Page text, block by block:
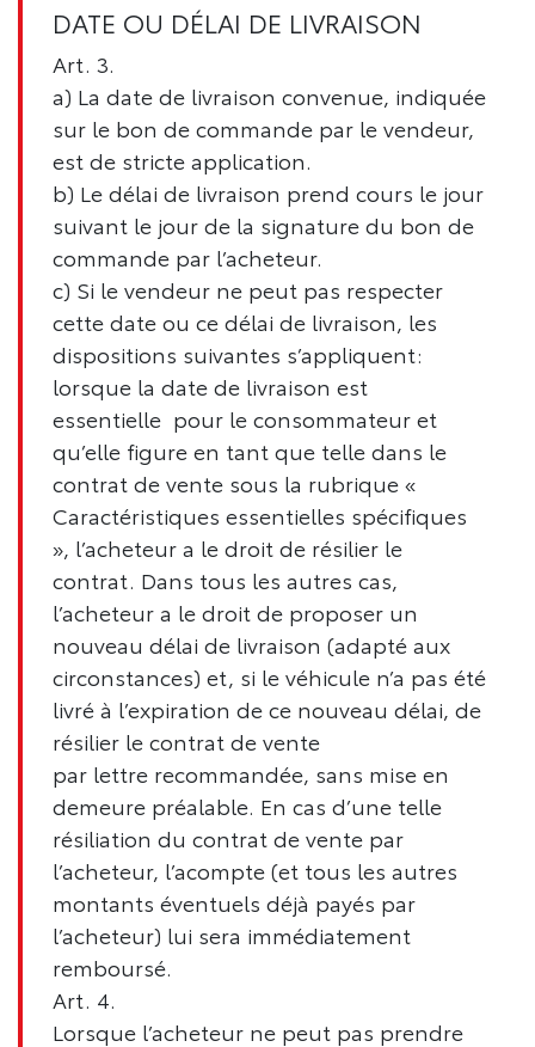
DATE OU DÉLAI DE LIVRAISON
Art. 3.
a) La date de livraison convenue, indiquée
sur le bon de commande par le vendeur,
est de stricte application.
b) Le délai de livraison prend cours le jour
suivant le jour de la signature du bon de
commande par l’acheteur.
c) Si le vendeur ne peut pas respecter
cette date ou ce délai de livraison, les
dispositions suivantes s’appliquent:
lorsque la date de livraison est
essentielle pour le consommateur et
qu’elle figure en tant que telle dans le
contrat de vente sous la rubrique «
Caractéristiques essentielles spécifiques
», l’acheteur a le droit de résilier le
contrat. Dans tous les autres cas,
l’acheteur a le droit de proposer un
nouveau délai de livraison (adapté aux
circonstances) et, si le véhicule n’a pas été
livré à l’expiration de ce nouveau délai, de
résilier le contrat de vente
par lettre recommandée, sans mise en
demeure préalable. En cas d’une telle
résiliation du contrat de vente par
l’acheteur, l’acompte (et tous les autres
montants éventuels déjà payés par
l’acheteur) lui sera immédiatement
remboursé.
Art. 4.
Lorsque l’acheteur ne peut pas prendre